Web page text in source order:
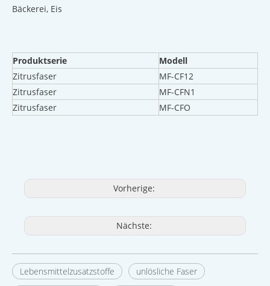
Bäckerei, Eis
Produktserie
Modell
Zitrusfaser
MF-CF12
Zitrusfaser
MF-CFN1
Zitrusfaser
MF-CFO
Vorherige:
Nächste:
Lebensmittelzusatzstoffe
unlösliche Faser